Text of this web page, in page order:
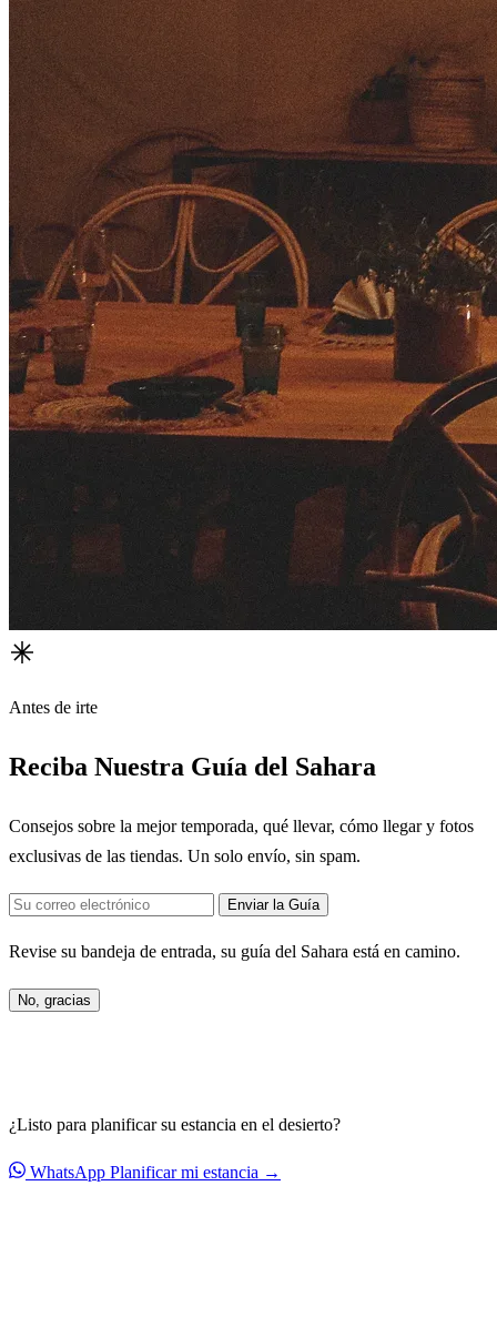
Antes de irte
Reciba Nuestra Guía del Sahara
Consejos sobre la mejor temporada, qué llevar, cómo llegar y fotos
exclusivas de las tiendas. Un solo envío, sin spam.
Enviar la Guía
Revise su bandeja de entrada, su guía del Sahara está en camino.
No, gracias
¿Listo para planificar su estancia en el desierto?
WhatsApp Planificar mi estancia →